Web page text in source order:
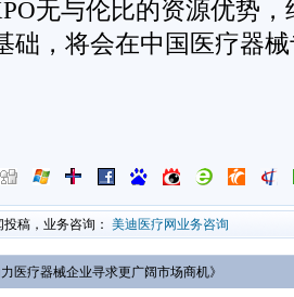
无与伦比的资源优势
础，将会在中国医疗器
稿，业务咨询： 美迪医疗网业务咨询
医疗器械企业寻求更广阔市场商机》